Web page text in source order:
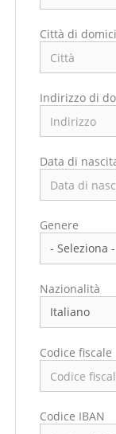
Città di
Indirizzo di
Paese di
Regione/
Città di
Indirizzo di
Data di
Genere
Nazionalità
Codice fiscale
Codice IBAN